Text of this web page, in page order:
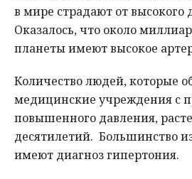
в мире страдают от высокого
Оказалось, что около
планеты имеют высокое
Количество людей, которые
медицинские учреждения с
повышенного давления,
десятилетий. Большинство
имеют диагноз гипертония.